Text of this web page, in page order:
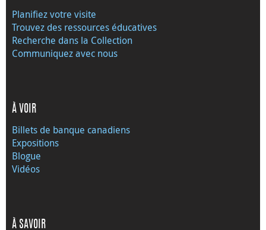
Planifiez votre visite
Trouvez des ressources éducatives
Recherche dans la Collection
Communiquez avec nous
À VOIR
Billets de banque canadiens
Expositions
Blogue
Vidéos
À SAVOIR